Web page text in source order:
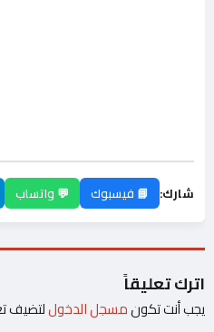
شارك: 📘 فيسبوك 💬 واتساب
اترك تعليقاً
يجب أنت تكونمسجل الدخوللتضيف